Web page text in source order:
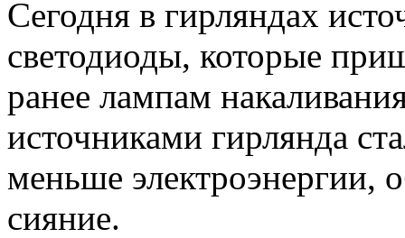
Сегодня в гирляндах
светодиоды, которые
ранее лампам
источниками гирлянда
меньше электроэнергии,
сияние.